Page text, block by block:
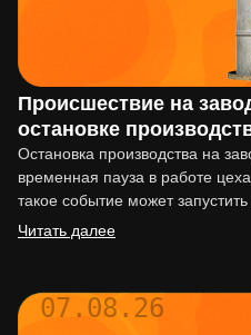
Происшествие на
остановке
Остановка производства на
временная пауза в работе
такое событие может
сроки…
Читать далее
07.08.26